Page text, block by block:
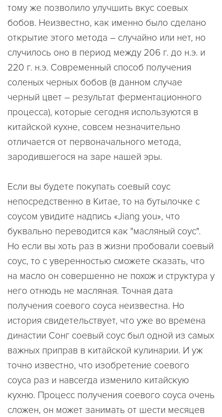
тому же позволило улучшить вкус соевых
бобов. Неизвестно, как именно было сделано
открытие этого метода – случайно или нет, но
случилось оно в период между 206 г. до н.э. и
220 г. н.э. Современный способ получения
соленых черных бобов (в данном случае
черный цвет – результат ферментационного
процесса), которые сегодня используются в
китайской кухне, совсем незначительно
отличается от первоначального метода,
зародившегося на заре нашей эры.
Если вы будете покупать соевый соус
непосредственно в Китае, то на бутылочке с
соусом увидите надпись «Jiang you», что
буквально переводится как "масляный соус".
Но если вы хоть раз в жизни пробовали соевый
соус, то с уверенностью сможете сказать, что
на масло он совершенно не похож и структура у
него отнюдь не масляная. Точная дата
получения соевого соуса неизвестна. Но
история свидетельствует, что уже во времена
династии Сонг соевый соус был одной из самых
важных приправ в китайской кулинарии. И уж
точно известно, что изобретение соевого
соуса раз и навсегда изменило китайскую
кухню. Процесс получения соевого соуса очень
сложен, он может занимать от шести месяцев